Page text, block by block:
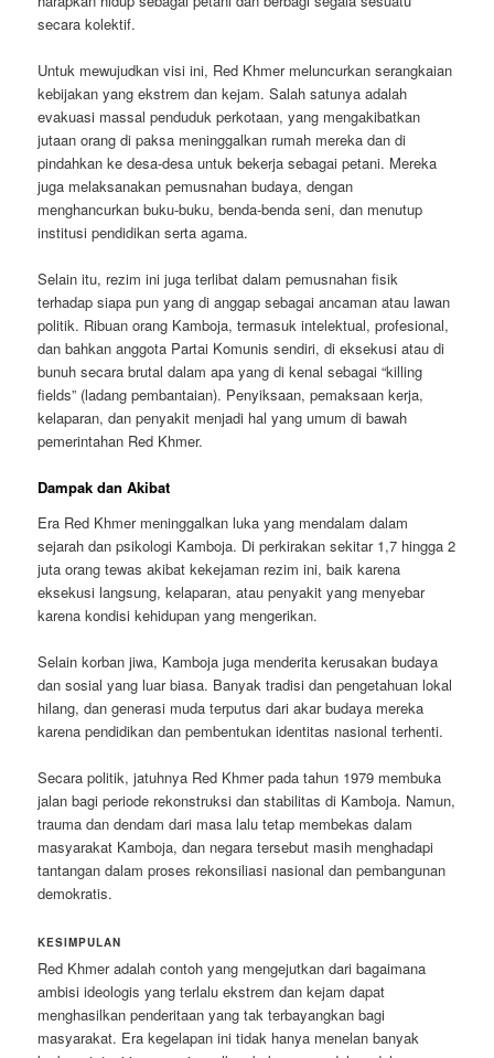
secara kolektif.
Untuk mewujudkan visi ini, Red Khmer meluncurkan serangkaian
kebijakan yang ekstrem dan kejam. Salah satunya adalah
evakuasi massal penduduk perkotaan, yang mengakibatkan
jutaan orang di paksa meninggalkan rumah mereka dan di
pindahkan ke desa-desa untuk bekerja sebagai petani. Mereka
juga melaksanakan pemusnahan budaya, dengan
menghancurkan buku-buku, benda-benda seni, dan menutup
institusi pendidikan serta agama.
Selain itu, rezim ini juga terlibat dalam pemusnahan fisik
terhadap siapa pun yang di anggap sebagai ancaman atau lawan
politik. Ribuan orang Kamboja, termasuk intelektual, profesional,
dan bahkan anggota Partai Komunis sendiri, di eksekusi atau di
bunuh secara brutal dalam apa yang di kenal sebagai “killing
fields” (ladang pembantaian). Penyiksaan, pemaksaan kerja,
kelaparan, dan penyakit menjadi hal yang umum di bawah
pemerintahan Red Khmer.
Dampak dan Akibat
Era Red Khmer meninggalkan luka yang mendalam dalam
sejarah dan psikologi Kamboja. Di perkirakan sekitar 1,7 hingga 2
juta orang tewas akibat kekejaman rezim ini, baik karena
eksekusi langsung, kelaparan, atau penyakit yang menyebar
karena kondisi kehidupan yang mengerikan.
Selain korban jiwa, Kamboja juga menderita kerusakan budaya
dan sosial yang luar biasa. Banyak tradisi dan pengetahuan lokal
hilang, dan generasi muda terputus dari akar budaya mereka
karena pendidikan dan pembentukan identitas nasional terhenti.
Secara politik, jatuhnya Red Khmer pada tahun 1979 membuka
jalan bagi periode rekonstruksi dan stabilitas di Kamboja. Namun,
trauma dan dendam dari masa lalu tetap membekas dalam
masyarakat Kamboja, dan negara tersebut masih menghadapi
tantangan dalam proses rekonsiliasi nasional dan pembangunan
demokratis.
KESIMPULAN
Red Khmer adalah contoh yang mengejutkan dari bagaimana
ambisi ideologis yang terlalu ekstrem dan kejam dapat
menghasilkan penderitaan yang tak terbayangkan bagi
masyarakat. Era kegelapan ini tidak hanya menelan banyak